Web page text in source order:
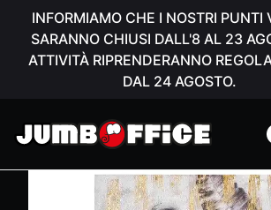
INFORMIAMO CHE I NOSTRI PUNTI
SARANNO CHIUSI DALL'8 AL 23
ATTIVITÀ RIPRENDERANNO
DAL 24 AGOSTO.